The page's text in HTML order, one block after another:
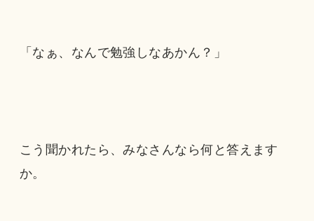
「なぁ、なんで勉強しなあかん？」
こう聞かれたら、みなさんなら何と答えます
か。